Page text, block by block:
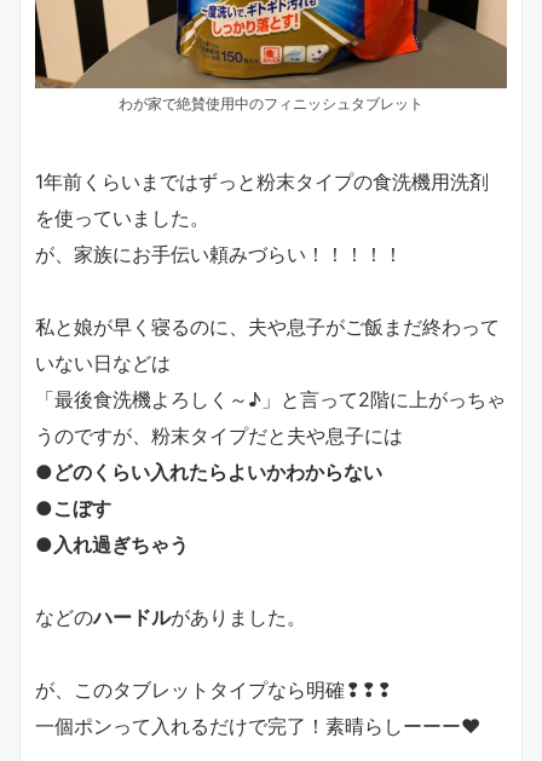
わが家で絶賛使用中のフィニッシュタブレット
1年前くらいまではずっと粉末タイプの食洗機用洗剤
を使っていました。
が、家族にお手伝い頼みづらい！！！！！
私と娘が早く寝るのに、夫や息子がご飯まだ終わって
いない日などは
「最後食洗機よろしく～♪」と言って2階に上がっちゃ
うのですが、粉末タイプだと夫や息子には
●どのくらい入れたらよいかわからない
●こぼす
●入れ過ぎちゃう
などのハードルがありました。
が、このタブレットタイプなら明確❢❢❢
一個ポンって入れるだけで完了！素晴らしーーー❤